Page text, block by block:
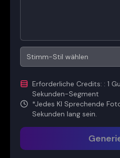
Stimm-Stil wählen
Erforderliche Credits: : 1
Sekunden-Segment
*Jedes KI Sprechende
Sekunden lang sein.